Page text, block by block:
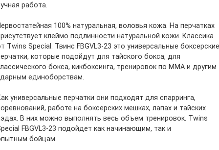
работа.
100% натуральная, воловья кожа. На перчатках
клеймо подлинности натуральной кожи. Классика
Twins Special. Твинс FBGVL3-23 это универсальные боксерские
которые подойдут для тайского бокса, для
бокса, кикбоксинга, тренировок по ММА и другим
единоборствам.
универсальные перчатки они подходят для спарринга,
работе на боксерских мешках, лапах и тайских
В них можно выполнять весь объем тренировок. Twins
FBGVL3-23 подойдет как начинающим, так и
бойцам.